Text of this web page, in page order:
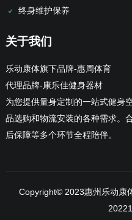
终身维护保养
关于我们
乐动康体旗下品牌-惠周体育
代理品牌-康乐佳健身器材
为您提供量身定制的一站式健身
品选购和物流安装的各种需求。
后保障等多个环节全程陪伴。
Copyright© 2023惠州乐动康